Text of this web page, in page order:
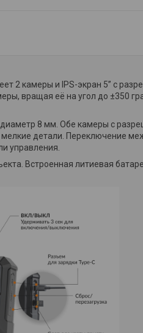
2 камеры и IPS-экран 5” с
вращая её на угол до ±350
8 мм. Обе камеры с
мелкие детали. Переключение
управления.
Встроенная литиевая